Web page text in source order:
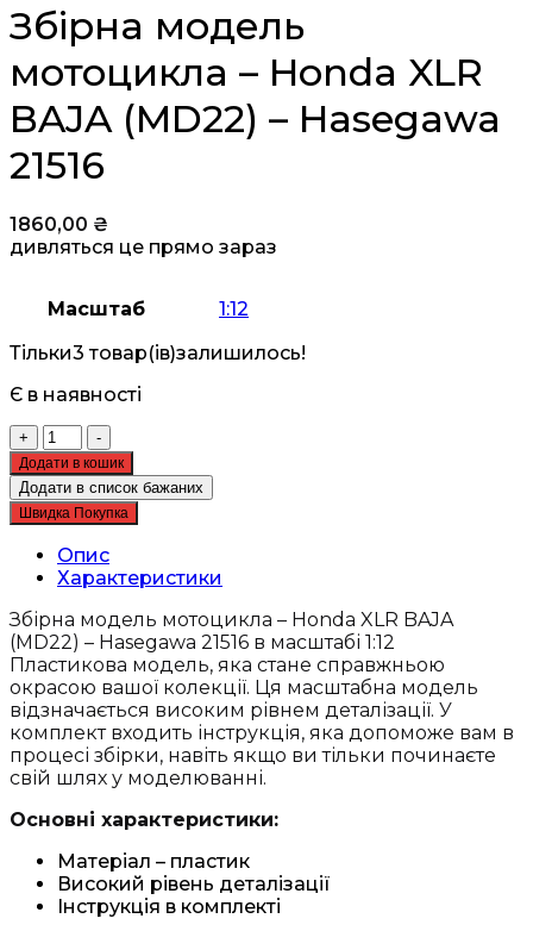
Збірна модель
мотоцикла – Honda XLR
BAJA (MD22) – Hasegawa
21516
1860,00 ₴
дивляться це прямо зараз
Масштаб
1:12
Тільки3 товар(ів)залишилось!
Є в наявності
+
Збірна
модель
мотоцикла
-
Honda
XLR
BAJA
(MD22)
-
Hasegawa
21516
кількість
-
Додати в кошик
Додати в список бажаних
Швидка Покупка
Опис
Характеристики
Збірна модель мотоцикла – Honda XLR BAJA
(MD22) – Hasegawa 21516 в масштабі 1:12
Пластикова модель, яка стане справжньою
окрасою вашої колекції. Ця масштабна модель
відзначається високим рівнем деталізації. У
комплект входить інструкція, яка допоможе вам в
процесі збірки, навіть якщо ви тільки починаєте
свій шлях у моделюванні.
Основні характеристики:
Матеріал – пластик
Високий рівень деталізації
Інструкція в комплекті